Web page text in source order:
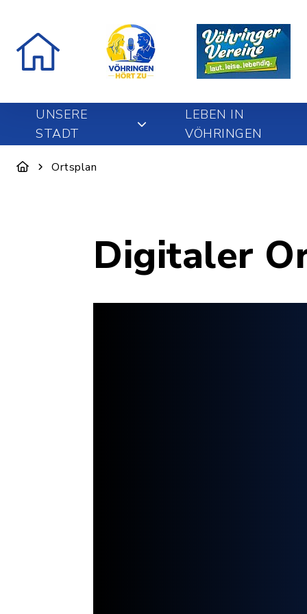
UNSERE
STADT
LEBEN IN
VÖHRINGEN
Ortsplan
Digitaler